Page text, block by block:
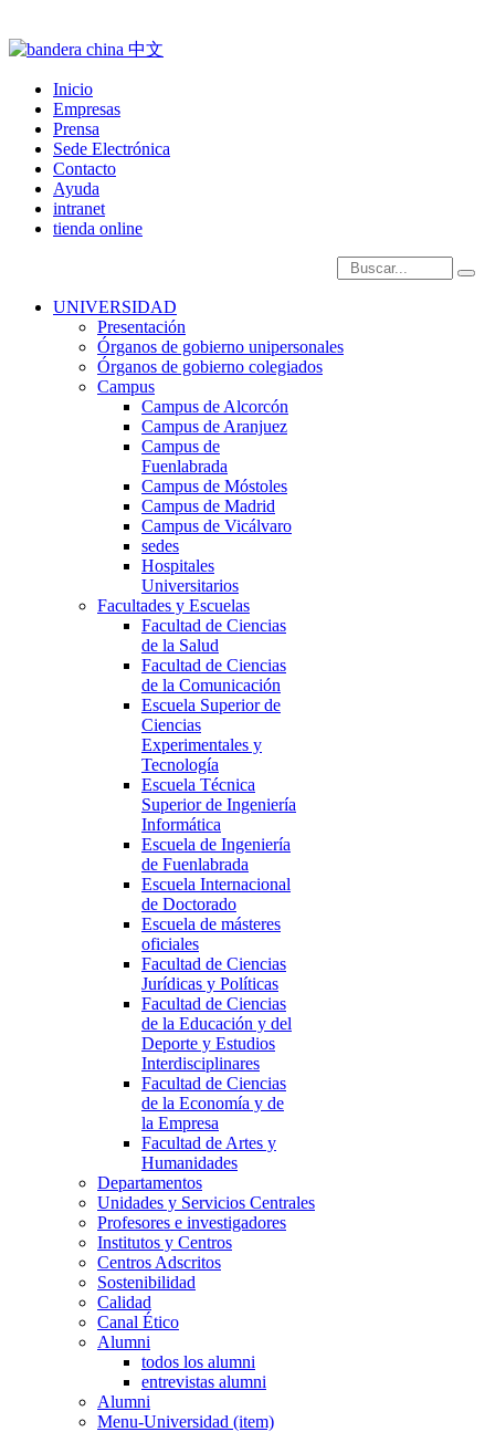
Inicio
Empresas
Prensa
Sede Electrónica
Contacto
Ayuda
intranet
tienda online
Introduce términos de
UNIVERSIDAD
Presentación
Órganos de gobierno unipersonales
Órganos de gobierno colegiados
Campus
Campus de Alcorcón
Campus de Aranjuez
Campus de
Fuenlabrada
Campus de Móstoles
Campus de Madrid
Campus de Vicálvaro
sedes
Hospitales
Universitarios
Facultades y Escuelas
Facultad de Ciencias
de la Salud
Facultad de Ciencias
de la Comunicación
Escuela Superior de
Ciencias
Experimentales y
Tecnología
Escuela Técnica
Superior de Ingeniería
Informática
Escuela de Ingeniería
de Fuenlabrada
Escuela Internacional
de Doctorado
Escuela de másteres
oficiales
Facultad de Ciencias
Jurídicas y Políticas
Facultad de Ciencias
de la Educación y del
Deporte y Estudios
Interdisciplinares
Facultad de Ciencias
de la Economía y de
la Empresa
Facultad de Artes y
Humanidades
Departamentos
Unidades y Servicios Centrales
Profesores e investigadores
Institutos y Centros
Centros Adscritos
Sostenibilidad
Calidad
Canal Ético
Alumni
todos los alumni
entrevistas alumni
Alumni
Menu-Universidad (item)